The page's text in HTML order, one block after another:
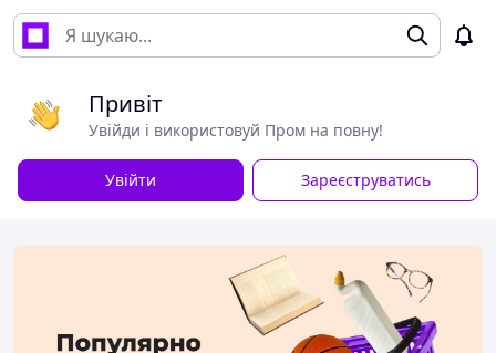
Привіт
Увійди і використовуй Пром на повну!
Увійти Зареєструватись